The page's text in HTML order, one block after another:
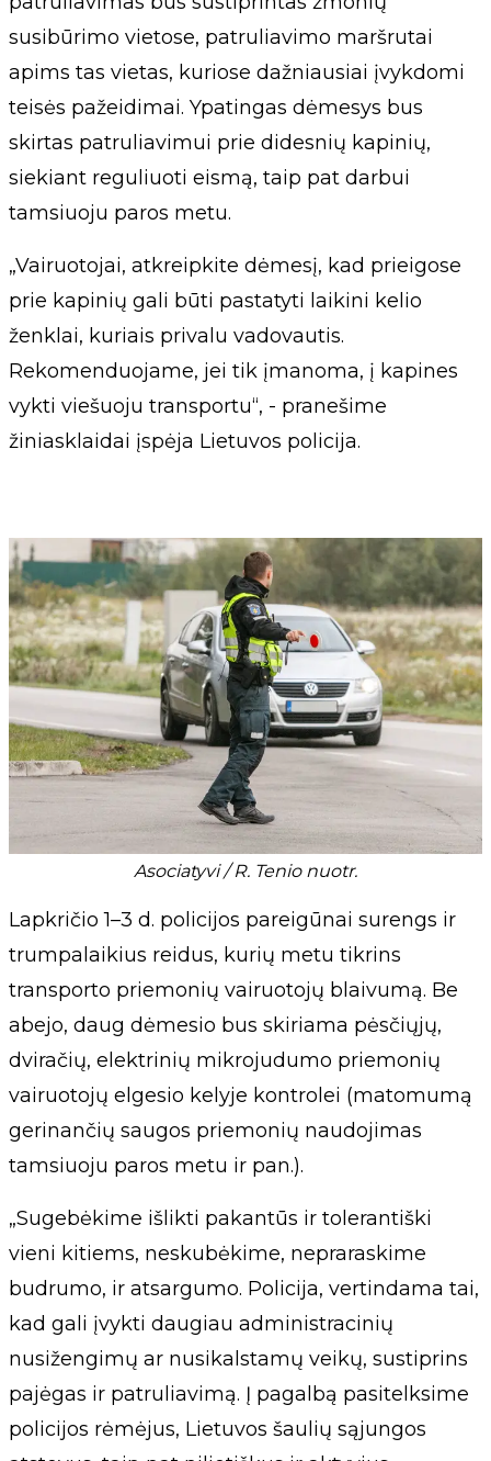
susibūrimo vietose, patruliavimo maršrutai
apims tas vietas, kuriose dažniausiai įvykdomi
teisės pažeidimai. Ypatingas dėmesys bus
skirtas patruliavimui prie didesnių kapinių,
siekiant reguliuoti eismą, taip pat darbui
tamsiuoju paros metu.
„Vairuotojai, atkreipkite dėmesį, kad prieigose
prie kapinių gali būti pastatyti laikini kelio
ženklai, kuriais privalu vadovautis.
Rekomenduojame, jei tik įmanoma, į kapines
vykti viešuoju transportu“, - pranešime
žiniasklaidai įspėja Lietuvos policija.
Asociatyvi / R. Tenio nuotr.
Lapkričio 1–3 d. policijos pareigūnai surengs ir
trumpalaikius reidus, kurių metu tikrins
transporto priemonių vairuotojų blaivumą. Be
abejo, daug dėmesio bus skiriama pėsčiųjų,
dviračių, elektrinių mikrojudumo priemonių
vairuotojų elgesio kelyje kontrolei (matomumą
gerinančių saugos priemonių naudojimas
tamsiuoju paros metu ir pan.).
„Sugebėkime išlikti pakantūs ir tolerantiški
vieni kitiems, neskubėkime, nepraraskime
budrumo, ir atsargumo. Policija, vertindama tai,
kad gali įvykti daugiau administracinių
nusižengimų ar nusikalstamų veikų, sustiprins
pajėgas ir patruliavimą. Į pagalbą pasitelksime
policijos rėmėjus, Lietuvos šaulių sąjungos